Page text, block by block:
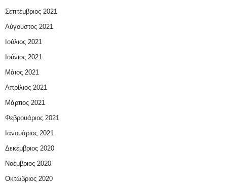
Σεπτέμβριος 2021
Αύγουστος 2021
Ιούλιος 2021
Ιούνιος 2021
Μάιος 2021
Απρίλιος 2021
Μάρτιος 2021
Φεβρουάριος 2021
Ιανουάριος 2021
Δεκέμβριος 2020
Νοέμβριος 2020
Οκτώβριος 2020